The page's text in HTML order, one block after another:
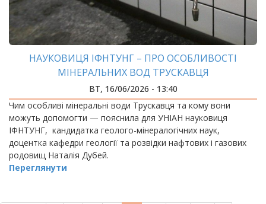
НАУКОВИЦЯ ІФНТУНГ – ПРО ОСОБЛИВОСТІ
МІНЕРАЛЬНИХ ВОД ТРУСКАВЦЯ
ВТ, 16/06/2026 - 13:40
Чим особливі мінеральні води Трускавця та кому вони
можуть допомогти — пояснила для УНІАН науковиця
ІФНТУНГ, кандидатка геолого-мінералогічних наук,
доцентка кафедри геології та розвідки нафтових і газових
родовищ Наталія Дубей.
Переглянути